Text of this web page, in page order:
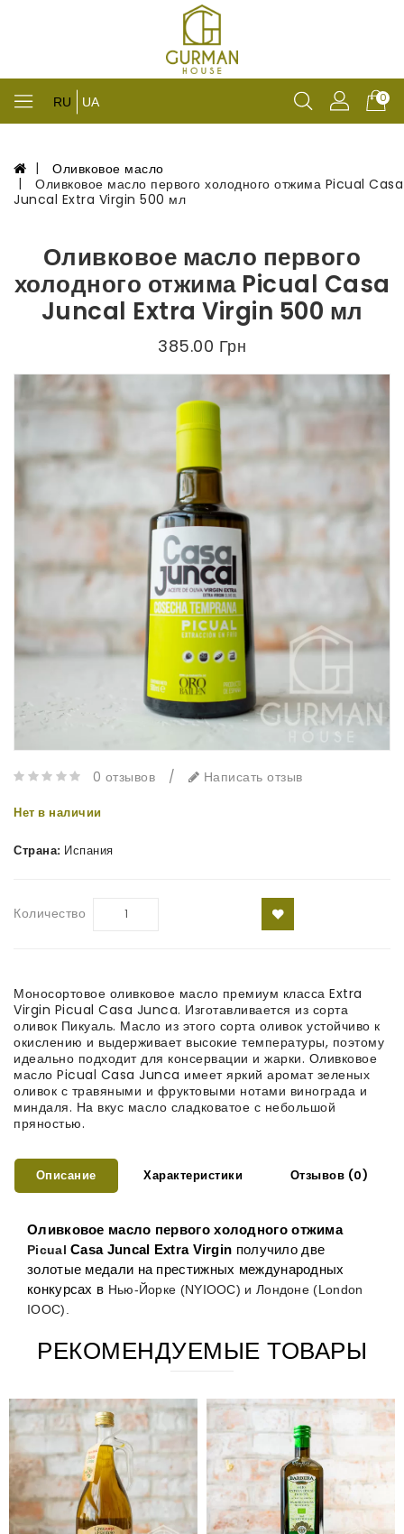
RU UA 0
Оливковое масло
Оливковое масло первого холодного отжима Picual Casa
Juncal Extra Virgin 500 мл
Оливковое масло первого
холодного отжима Picual Casa
Juncal Extra Virgin 500 мл
385.00 Грн
0 отзывов / Написать отзыв
Нет в наличии
Страна: Испания
Количество
Моносортовое оливковое масло премиум класса Extra
Virgin Picual Casa Junca. Изготавливается из сорта
оливок Пикуаль. Масло из этого сорта оливок устойчиво к
окислению и выдерживает высокие температуры, поэтому
идеально подходит для консервации и жарки. Оливковое
масло Picual Casa Junca имеет яркий аромат зеленых
оливок с травяными и фруктовыми нотами винограда и
миндаля. На вкус масло сладковатое с небольшой
пряностью.
Описание Характеристики Отзывов (0)
Оливковое масло первого холодного отжима
Picual Casa Juncal Extra Virgin получило две
золотые медали на престижных международных
конкурсах в Нью-Йорке (NYIOOC) и Лондоне (London
IOOC).
РЕКОМЕНДУЕМЫЕ ТОВАРЫ